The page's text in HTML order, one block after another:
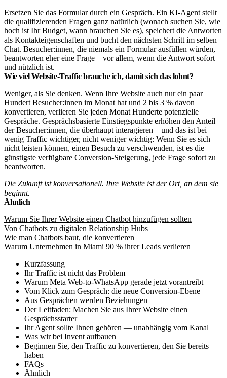
Ersetzen Sie das Formular durch ein Gespräch. Ein KI-Agent stellt
die qualifizierenden Fragen ganz natürlich (wonach suchen Sie, wie
hoch ist Ihr Budget, wann brauchen Sie es), speichert die Antworten
als Kontakteigenschaften und bucht den nächsten Schritt im selben
Chat. Besucher:innen, die niemals ein Formular ausfüllen würden,
beantworten eher eine Frage – vor allem, wenn die Antwort sofort
und nützlich ist.
Wie viel Website-Traffic brauche ich, damit sich das lohnt?
Weniger, als Sie denken. Wenn Ihre Website auch nur ein paar
Hundert Besucher:innen im Monat hat und 2 bis 3 % davon
konvertieren, verlieren Sie jeden Monat Hunderte potenzielle
Gespräche. Gesprächsbasierte Einstiegspunkte erhöhen den Anteil
der Besucher:innen, die überhaupt interagieren – und das ist bei
wenig Traffic wichtiger, nicht weniger wichtig: Wenn Sie es sich
nicht leisten können, einen Besuch zu verschwenden, ist es die
günstigste verfügbare Conversion-Steigerung, jede Frage sofort zu
beantworten.
Die Zukunft ist konversationell. Ihre Website ist der Ort, an dem sie
beginnt.
Ähnlich
Warum Sie Ihrer Website einen Chatbot hinzufügen sollten
Von Chatbots zu digitalen Relationship Hubs
Wie man Chatbots baut, die konvertieren
Warum Unternehmen in Miami 90 % ihrer Leads verlieren
Kurzfassung
Ihr Traffic ist nicht das Problem
Warum Meta Web-to-WhatsApp gerade jetzt vorantreibt
Vom Klick zum Gespräch: die neue Conversion-Ebene
Aus Gesprächen werden Beziehungen
Der Leitfaden: Machen Sie aus Ihrer Website einen
Gesprächsstarter
Ihr Agent sollte Ihnen gehören — unabhängig vom Kanal
Was wir bei Invent aufbauen
Beginnen Sie, den Traffic zu konvertieren, den Sie bereits
haben
FAQs
Ähnlich